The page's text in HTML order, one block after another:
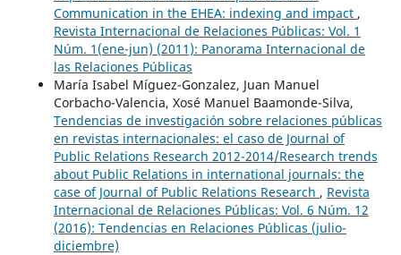
Communication in the EHEA: indexing and impact ,
Revista Internacional de Relaciones Públicas: Vol. 1
Núm. 1(ene-jun) (2011): Panorama Internacional de
las Relaciones Públicas
María Isabel Míguez-Gonzalez, Juan Manuel
Corbacho-Valencia, Xosé Manuel Baamonde-Silva,
Tendencias de investigación sobre relaciones públicas
en revistas internacionales: el caso de Journal of
Public Relations Research 2012-2014/Research trends
about Public Relations in international journals: the
case of Journal of Public Relations Research , Revista
Internacional de Relaciones Públicas: Vol. 6 Núm. 12
(2016): Tendencias en Relaciones Públicas (julio-
diciembre)